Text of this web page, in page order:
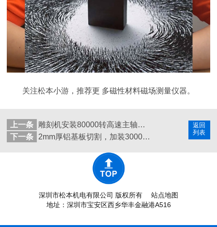
关注松本小游，推荐更 多磁性材料磁场测量仪器。
返回
列表
上一条
雕刻机安装80000转高速主轴应用于雕刻机加工效果好
下一条
2mm厚铝基板切割，加装30000转大扭矩分扳机主轴切口平整
深圳市松本机电有限公司 版权所有 站点地图
地址：深圳市宝安区西乡华丰金融港A516